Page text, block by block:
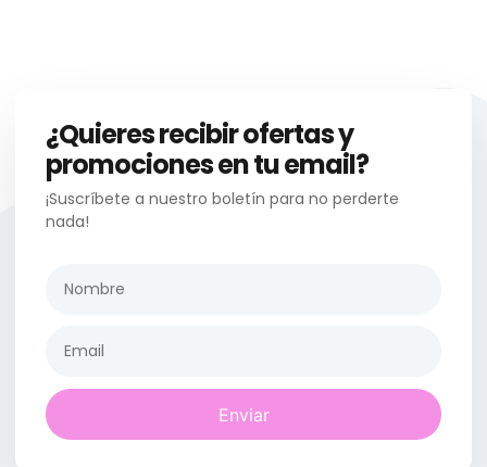
¿Quieres recibir ofertas y
promociones en tu email?
¡Suscríbete a nuestro boletín para no perderte
nada!
Enviar